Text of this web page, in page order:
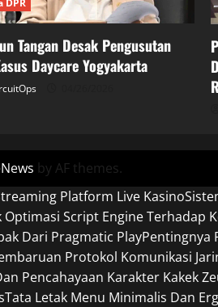
DPR
Tangan Desak Pengusutan
Daycare Yogyakarta
by AF themes.
Platform Live Kasino
Optimasi Script Engine Terhadap
Dari Pragmatic PlayPentingnya
Protokol Komunikasi
Pencahayaan Karakter Kakek
Tata Letak Menu Minimalis Dan